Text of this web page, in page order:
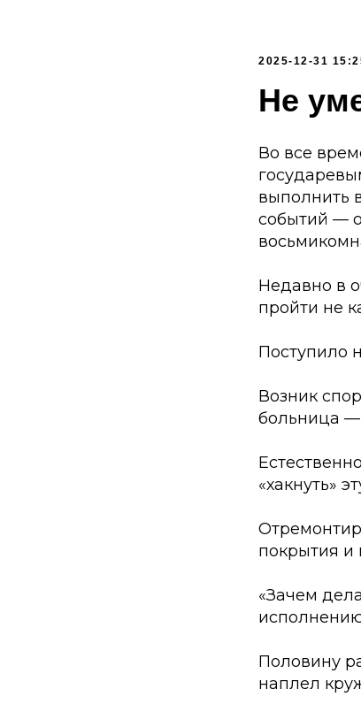
2025-12-31
Не
Во все
выполнить
событий —
Недавно в
пройти не
Поступило
Возник
больница —
«хакнуть»
покрытия и
«Зачем
Половину
наплел